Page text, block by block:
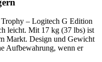
Trophy – Logitech G Edition
leicht. Mit 17 kg (37 lbs) ist
Markt. Design und Gewicht
Aufbewahrung, wenn er